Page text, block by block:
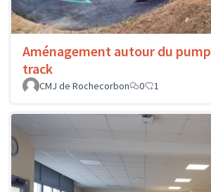
Aménagement autour du pump
track
CMJ de Rochecorbon
0 1